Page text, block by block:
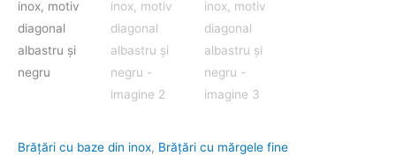
Brăţări cu baze din inox, Brățări cu mărgele fine